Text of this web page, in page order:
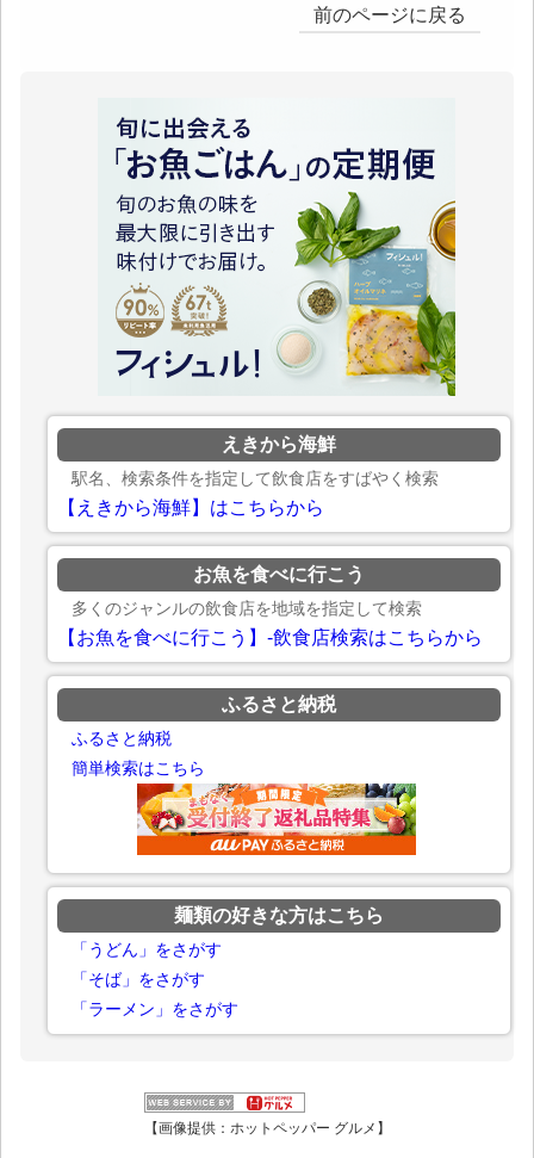
前のページに戻る
えきから海鮮
駅名、検索条件を指定して飲食店をすばやく検索
【えきから海鮮】はこちらから
お魚を食べに行こう
多くのジャンルの飲食店を地域を指定して検索
【お魚を食べに行こう】-飲食店検索はこちらから
ふるさと納税
ふるさと納税
簡単検索はこちら
麺類の好きな方はこちら
「うどん」をさがす
「そば」をさがす
「ラーメン」をさがす
【画像提供：ホットペッパー グルメ】